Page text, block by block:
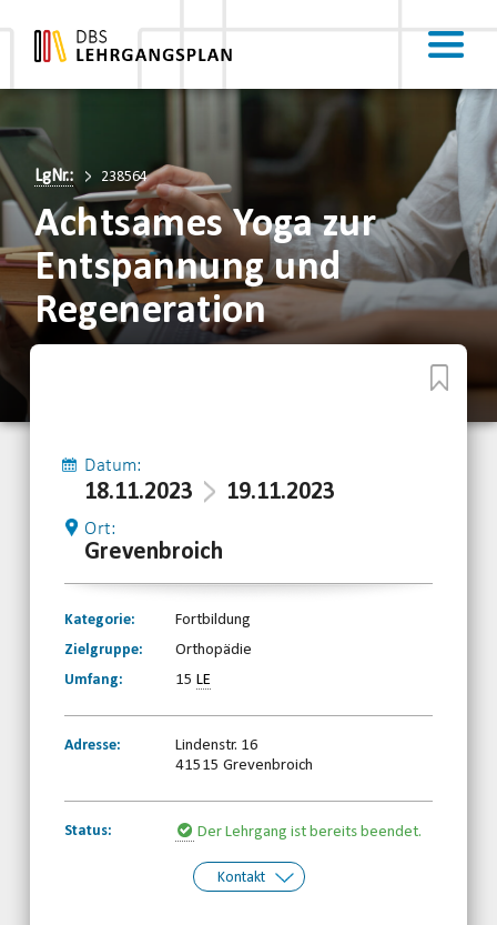
LgNr.: 238564
Achtsames Yoga zur
Entspannung und
Regeneration
Datum:
18.11.2023 19.11.2023
Ort:
Grevenbroich
Kategorie:
Fortbildung
Zielgruppe:
Orthopädie
Umfang:
15LE
Adresse:
Lindenstr. 16
41515 Grevenbroich
Status: Der Lehrgang ist bereits beendet.
Kontakt